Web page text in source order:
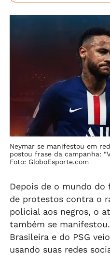
Neymar se manifestou em
postou frase da campanha:
Foto: GloboEsporte.com
Depois de o mundo
de protestos contra o
policial aos negros, o
também se
Brasileira e do PSG
usando suas redes